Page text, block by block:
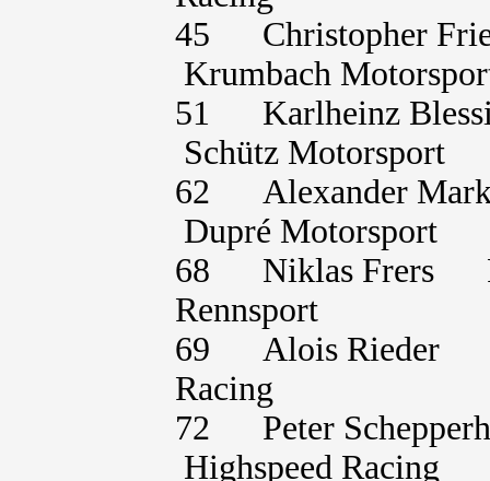
45 Christopher
Krumbach
51 Karlheinz
Schütz Motorsport
62 Alexander
Dupré Motorsport
68 Niklas Frers
Rennsport
69 Alois Rieder
Racing
72 Peter
Highspeed Racing